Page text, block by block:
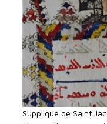
Supplique de Saint